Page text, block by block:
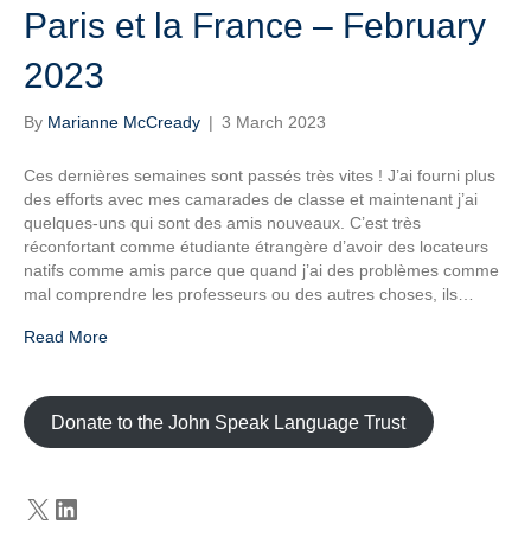
Paris et la France – February
2023
By Marianne McCready | 3 March 2023
Ces dernières semaines sont passés très vites ! J’ai fourni plus
des efforts avec mes camarades de classe et maintenant j’ai
quelques-uns qui sont des amis nouveaux. C’est très
réconfortant comme étudiante étrangère d’avoir des locateurs
natifs comme amis parce que quand j’ai des problèmes comme
mal comprendre les professeurs ou des autres choses, ils…
Read More
Donate to the John Speak Language Trust
X LinkedIn